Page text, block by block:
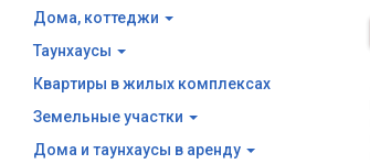
Дома, коттеджи
Таунхаусы
Квартиры в жилых комплексах
Земельные участки
Дома и таунхаусы в аренду